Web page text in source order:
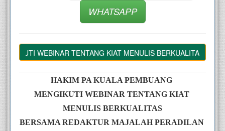
WHATSAPP
WEBINAR TENTANG KIAT MENULIS BERKUALITAS BERSAMA
HAKIM PA KUALA PEMBUANG
MENGIKUTI WEBINAR TENTANG KIAT
MENULIS BERKUALITAS
BERSAMA REDAKTUR MAJALAH PERADILAN